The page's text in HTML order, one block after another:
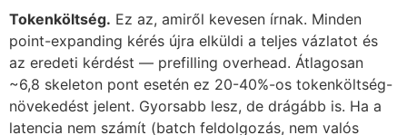
Tokenköltség. Ez az, amiről kevesen írnak. Minden
point-expanding kérés újra elküldi a teljes vázlatot és
az eredeti kérdést — prefilling overhead. Átlagosan
~6,8 skeleton pont esetén ez 20-40%-os tokenköltség-
növekedést jelent. Gyorsabb lesz, de drágább is. Ha a
latencia nem számít (batch feldolgozás, nem valós